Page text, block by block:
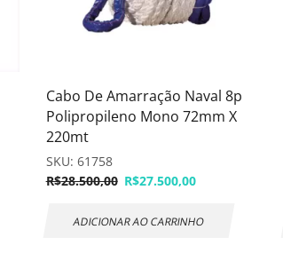
Cabo De Amarração Naval 8p
Polipropileno Mono 72mm X
220mt
SKU: 61758
R$28.500,00 R$27.500,00
ADICIONAR AO CARRINHO